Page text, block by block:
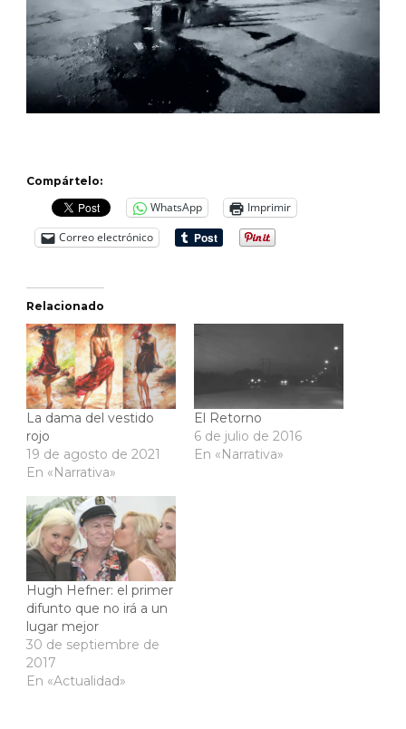
Compártelo:
WhatsApp
Imprimir
Correo electrónico
Relacionado
La dama del vestido
rojo
19 de agosto de 2021
En «Narrativa»
El Retorno
6 de julio de 2016
En «Narrativa»
Hugh Hefner: el primer
difunto que no irá a un
lugar mejor
30 de septiembre de
2017
En «Actualidad»